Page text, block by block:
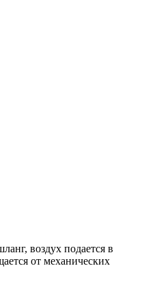
воздух подается в
от механических